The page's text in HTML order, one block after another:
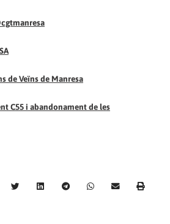
de Veïns de Manresa
C55 i abandonament de les